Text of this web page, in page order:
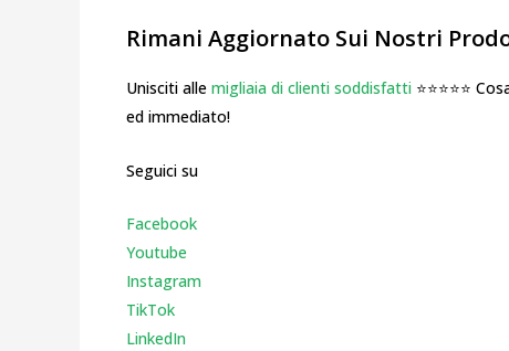
Rimani Aggiornato Sui Nostri
Unisciti alle migliaia di clienti soddisfatti ⭐⭐⭐⭐⭐
ed immediato!
Seguici su
Facebook
Youtube
Instagram
TikTok
LinkedIn